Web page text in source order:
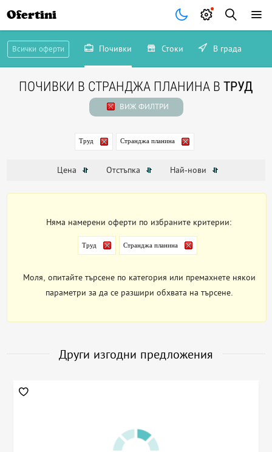
Ofertini
Всички оферти Почивки Стоки В града
ПОЧИВКИ В СТРАНДЖА ПЛАНИНА В ТРУД
ВИЖ ФИЛТРИ
Труд Странджа планина
Цена Отстъпка Най-нови
Няма намерени оферти по избраните критерии:
Труд Странджа планина
Моля, опитайте търсене по категория или премахнете някои
параметри за да се разшири обхвата на търсене.
Други изгодни предложения